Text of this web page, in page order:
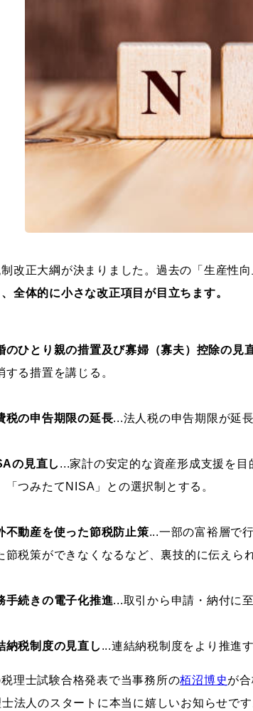
改正大綱が決まりました。過去の「生産性
全体的に小さな改正項目が目立ちます。
のひとり親の措置及び寡婦（寡夫）控除の見
する措置を講じる。
税の申告期限の延長...法人税の申告期限が延
の見直し ...家計の安定的な資産形成支援を
「つみたてNISA」との選択制とする。
不動産を使った節税防止策...一部の富裕層で
節税策ができなくなるなど、裏技的に伝えら
手続きの電子化推進...取引から申請・納付に
納税制度の見直し ...連結納税制度をより推進
理士試験合格発表で当事務所の栢沼博史が合
法人のスタートに本当に嬉しいお知らせで